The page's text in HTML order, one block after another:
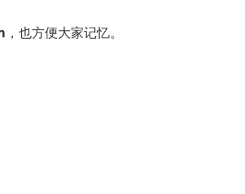
，也方便大家记忆。